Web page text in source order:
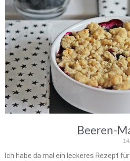
Beeren-
Ich habe da mal ein leckeres Rezept